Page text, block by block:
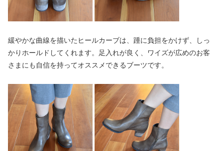
緩やかな曲線を描いたヒールカーブは、踵に負担をかけず、しっ
かりホールドしてくれます。足入れが良く、ワイズが広めのお客
さまにも自信を持ってオススメできるブーツです。